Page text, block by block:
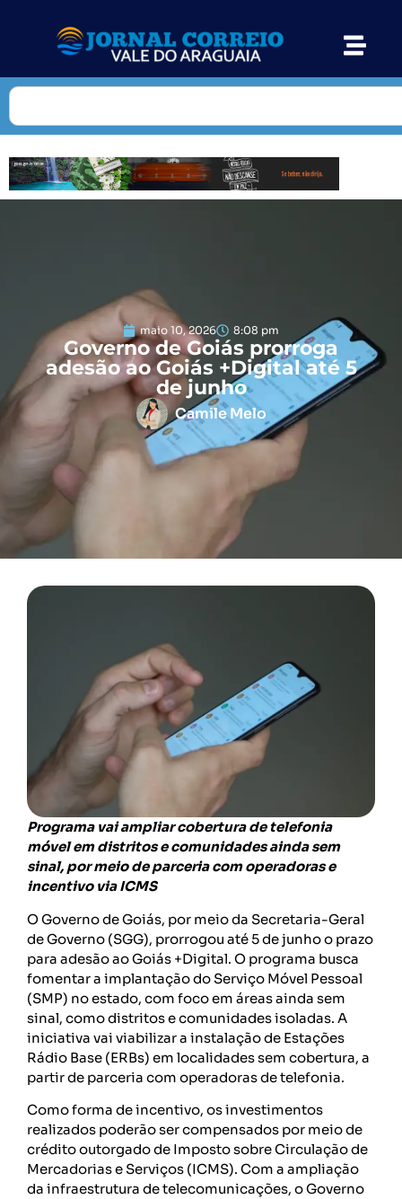
maio 10, 2026 8:08 pm
Governo de Goiás prorroga
adesão ao Goiás +Digital até 5
de junho
Camile Melo
Programa vai ampliar cobertura de telefonia
móvel em distritos e comunidades ainda sem
sinal, por meio de parceria com operadoras e
incentivo via ICMS
O Governo de Goiás, por meio da Secretaria-Geral
de Governo (SGG), prorrogou até 5 de junho o prazo
para adesão ao Goiás +Digital. O programa busca
fomentar a implantação do Serviço Móvel Pessoal
(SMP) no estado, com foco em áreas ainda sem
sinal, como distritos e comunidades isoladas. A
iniciativa vai viabilizar a instalação de Estações
Rádio Base (ERBs) em localidades sem cobertura, a
partir de parceria com operadoras de telefonia.
Como forma de incentivo, os investimentos
realizados poderão ser compensados por meio de
crédito outorgado de Imposto sobre Circulação de
Mercadorias e Serviços (ICMS). Com a ampliação
da infraestrutura de telecomunicações, o Governo